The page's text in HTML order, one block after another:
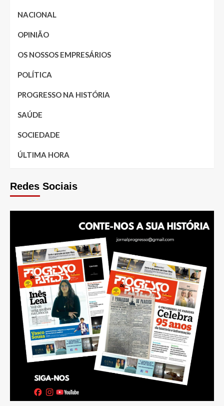
NACIONAL
OPINIÃO
OS NOSSOS EMPRESÁRIOS
POLÍTICA
PROGRESSO NA HISTÓRIA
SAÚDE
SOCIEDADE
ÚLTIMA HORA
Redes Sociais